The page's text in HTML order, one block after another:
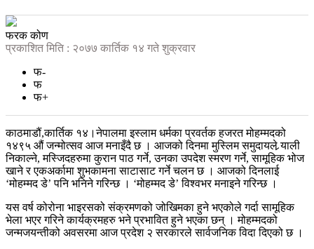
फरक कोण
प्रकाशित मिति : २०७७ कार्तिक १४ गते शुक्रवार
फ-
फ
फ+
काठमाडौं,कार्तिक १४।नेपालमा इस्लाम धर्मका प्रवर्तक हजरत मोहम्मदको
१४९५ औं जन्मोत्सव आज मनाइँदै छ । आजको दिनमा मुस्लिम समुदायले र्‍याली
निकाल्ने, मस्जिदहरुमा कुरान पाठ गर्ने, उनका उपदेश स्मरण गर्ने, सामूहिक भोज
खाने र एकअर्कामा शुभकामना साटासाट गर्ने चलन छ । आजको दिनलाई
‘मोहम्मद डे’ पनि भनिने गरिन्छ । ‘मोहम्मद डे’ विश्वभर मनाइने गरिन्छ ।
यस वर्ष कोरोना भाइरसको संक्रमणको जोखिमका हुने भएकोले गर्दा सामूहिक
भेला भएर गरिने कार्यक्रमहरु भने प्रभावित हुने भएका छन् । मोहम्मदको
जन्मजयन्तीको अवसरमा आज प्रदेश २ सरकारले सार्वजनिक विदा दिएको छ ।